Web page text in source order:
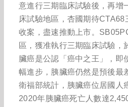
意進行三期臨床試驗後，再增
床試驗地區，杏國期待CTA68
收案，盡速推動上市。
區，獲准執行三期臨床試驗，
臟癌是公認「癌中之王」，即
幅進步，胰臟癌仍然是預後最
衛福部統計，胰臟癌位居國人
2020年胰臟癌死亡人數達